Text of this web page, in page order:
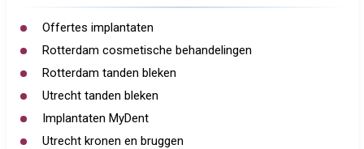
Offertes implantaten
Rotterdam cosmetische behandelingen
Rotterdam tanden bleken
Utrecht tanden bleken
Implantaten MyDent
Utrecht kronen en bruggen